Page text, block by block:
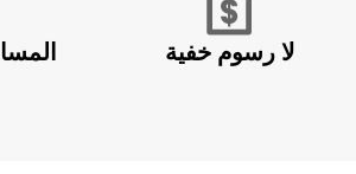
لا رسوم خفية